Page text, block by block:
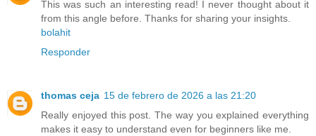
This was such an interesting read! I never thought about it
from this angle before. Thanks for sharing your insights.
bolahit
Responder
thomas ceja 15 de febrero de 2026 a las 21:20
Really enjoyed this post. The way you explained everything
makes it easy to understand even for beginners like me.